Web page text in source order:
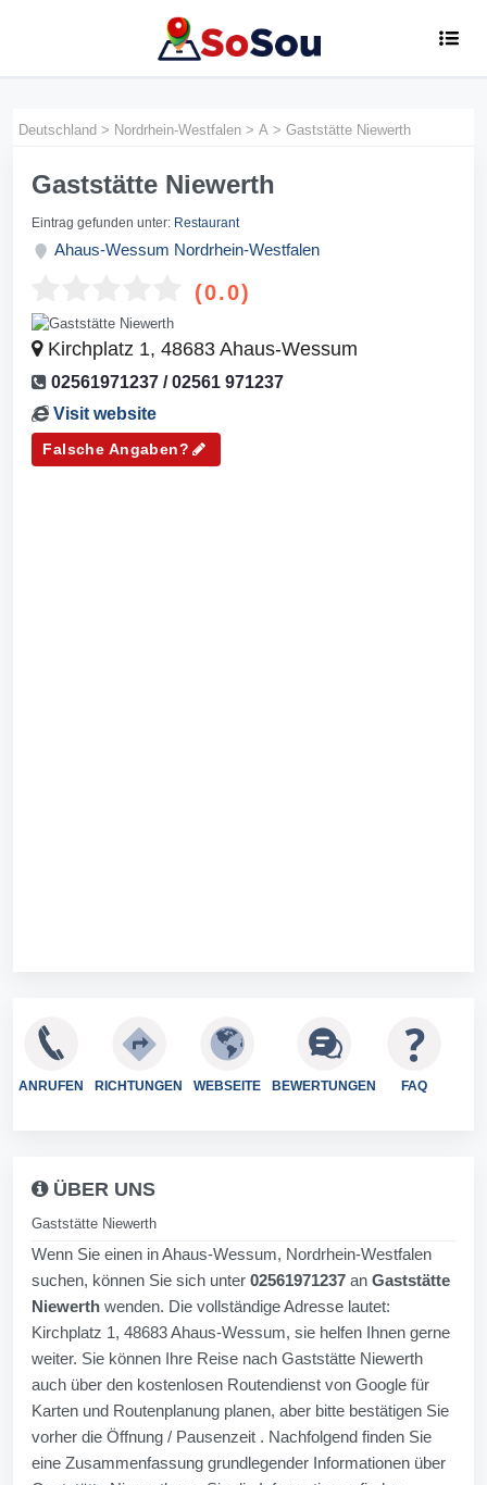
Deutschland > Nordrhein-Westfalen > A > Gaststätte Niewerth
Gaststätte Niewerth
Eintrag gefunden unter: Restaurant
Ahaus-Wessum Nordrhein-Westfalen
(0.0)
Kirchplatz 1, 48683 Ahaus-Wessum
02561971237 / 02561 971237
Visit website
Falsche Angaben?
ANRUFEN RICHTUNGEN WEBSEITE BEWERTUNGEN FAQ
ÜBER UNS
Gaststätte Niewerth
Wenn Sie einen in Ahaus-Wessum, Nordrhein-Westfalen
suchen, können Sie sich unter 02561971237 an Gaststätte
Niewerth wenden. Die vollständige Adresse lautet:
Kirchplatz 1, 48683 Ahaus-Wessum, sie helfen Ihnen gerne
weiter. Sie können Ihre Reise nach Gaststätte Niewerth
auch über den kostenlosen Routendienst von Google für
Karten und Routenplanung planen, aber bitte bestätigen Sie
vorher die Öffnung / Pausenzeit . Nachfolgend finden Sie
eine Zusammenfassung grundlegender Informationen über